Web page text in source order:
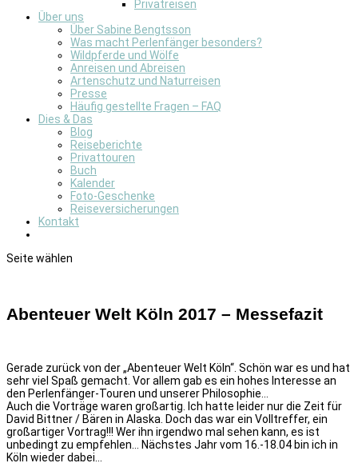
Privatreisen
Über uns
Über Sabine Bengtsson
Was macht Perlenfänger besonders?
Wildpferde und Wölfe
Anreisen und Abreisen
Artenschutz und Naturreisen
Presse
Häufig gestellte Fragen – FAQ
Dies & Das
Blog
Reiseberichte
Privattouren
Buch
Kalender
Foto-Geschenke
Reiseversicherungen
Kontakt
Seite wählen
Abenteuer Welt Köln 2017 – Messefazit
Gerade zurück von der „Abenteuer Welt Köln“. Schön war es und hat
sehr viel Spaß gemacht. Vor allem gab es ein hohes Interesse an
den Perlenfänger-Touren und unserer Philosophie…
Auch die Vorträge waren großartig. Ich hatte leider nur die Zeit für
David Bittner / Bären in Alaska. Doch das war ein Volltreffer, ein
großartiger Vortrag!!! Wer ihn irgendwo mal sehen kann, es ist
unbedingt zu empfehlen… Nächstes Jahr vom 16.-18.04 bin ich in
Köln wieder dabei…